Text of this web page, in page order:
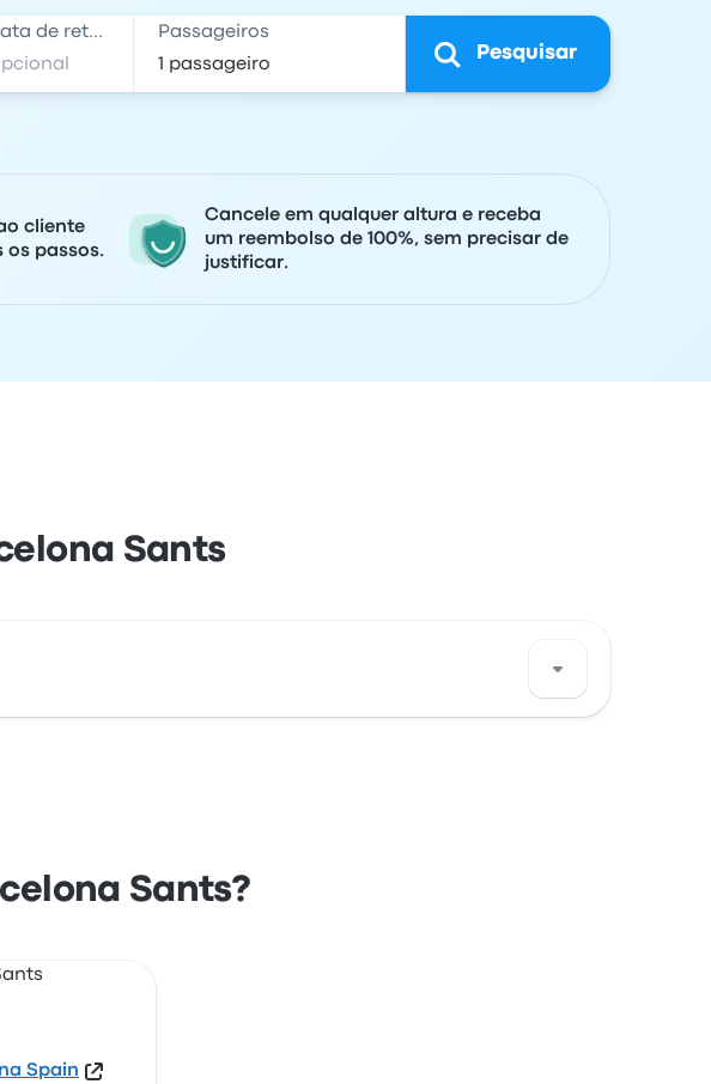
Data de retorno Passageiros
Pesquisar
cliente
os passos.
Cancele em qualquer altura e receba
um reembolso de 100%, sem precisar de
justificar.
Sants
Sants?
Spain